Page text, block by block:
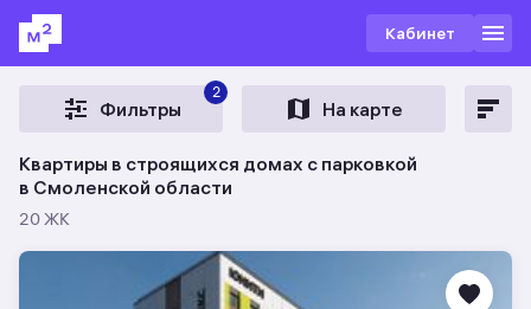
Кабинет
Фильтры
2
На карте
Квартиры в строящихся домах с парковкой
в Смоленской области
20 ЖК